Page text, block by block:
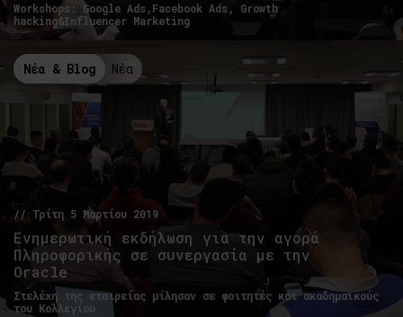
Workshops: Google Ads,Facebook Ads, Growth
hacking&Influencer Marketing
Νέα & Blog Νέα
// Τρίτη 5 Μαρτίου 2019
Ενημερωτική εκδήλωση για την αγορά
Πληροφορικής σε συνεργασία με την
Oracle
Στελέχη της εταιρείας μίλησαν σε φοιτητές και ακαδημαϊκούς
του Κολλεγίου